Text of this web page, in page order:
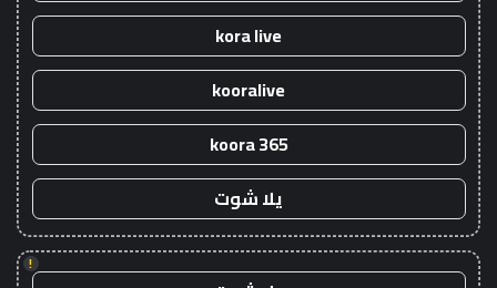
kora live
kooralive
koora 365
يلا شوت
!